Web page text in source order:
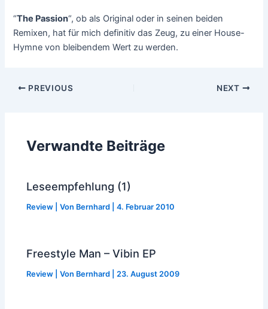
“The Passion“, ob als Original oder in seinen beiden
Remixen, hat für mich definitiv das Zeug, zu einer House-
Hymne von bleibendem Wert zu werden.
Post
PREVIOUS NEXT
Verwandte Beiträge
Leseempfehlung (1)
Review | Von Bernhard |4. Februar 2010
Freestyle Man – Vibin EP
Review | Von Bernhard |23. August 2009